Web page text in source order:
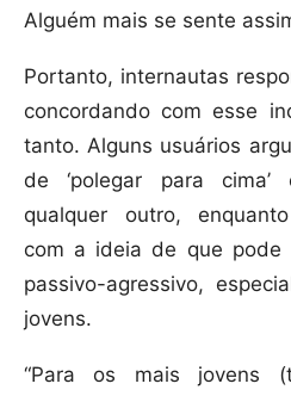
Alguém mais se sente
Portanto, internautas
concordando com esse
tanto. Alguns usuários
de ‘polegar para
qualquer outro,
com a ideia de que pode
passivo-agressivo,
jovens.
“Para os mais jovens